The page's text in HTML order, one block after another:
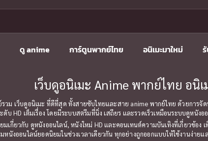
ดู anime การ์ตูนพากย์ไทย อนิเมะมาใหม่
เว็บดูอนิเมะ Anime พากย์ไทย อ
รวม เว็บดูอนิเมะ ที่ดีที่สุด ทั้งสายซับไทยและสาย anime พากย์ไทย ด้วยการ
ดับ HD เต็มเรื่อง โดยมีระบบสตรีมที่นิ่ง เสถียร และรวดเร็วเหมือนระบบดูห
เกี่ยวกับ ดูหนังออนไลน์, หนังใหม่ HD และคอนเทนต์ความบันเทิงที่เกี่ยวข้อ
หนังออนไลน์ยอดนิยมในช่วงเวลาเดียวกัน ทุกอย่างถูกออกแบบให้ใช้งานง่าย